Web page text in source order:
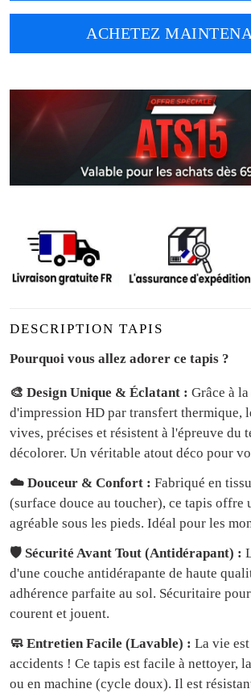
ACHETEZ
DESCRIPTION TAPIS
Pourquoi vous allez adorer ce tapis ?
🎨 Design Unique & Éclatant : Grâce à
d'impression HD par transfert thermique,
vives, précises et résistent à l'épreuve du
décolorer. Un véritable atout déco pour
☁️ Douceur & Confort : Fabriqué en
(surface douce au toucher), ce tapis offre
agréable sous les pieds. Idéal pour les
🛡️ Sécurité Avant Tout (Antidérapant) :
d'une couche antidérapante de haute
adhérence parfaite au sol. Sécuritaire
courent et jouent.
🧼 Entretien Facile (Lavable) : La vie
accidents ! Ce tapis est facile à nettoyer,
ou en machine (cycle doux). Il est